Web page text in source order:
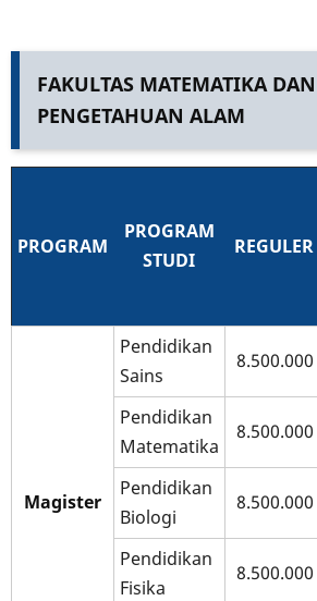
FAKULTAS MATEMATIKA
PENGETAHUAN ALAM
PROGRAM
PROGRAM
STUDI
REGULER
Magister
Pendidikan
Sains
8.500.000
Pendidikan
Matematika
8.500.000
Pendidikan
Biologi
8.500.000
Pendidikan
Fisika
8.500.000